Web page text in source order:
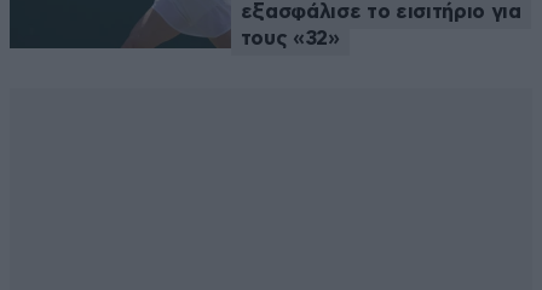
εξασφάλισε το εισιτήριο για
τους «32»